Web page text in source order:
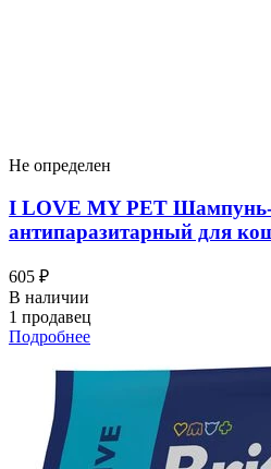
Не определен
I LOVЕ MY PET Шампунь-
антипаразитарный для
605 ₽
В наличии
1 продавец
Подробнее